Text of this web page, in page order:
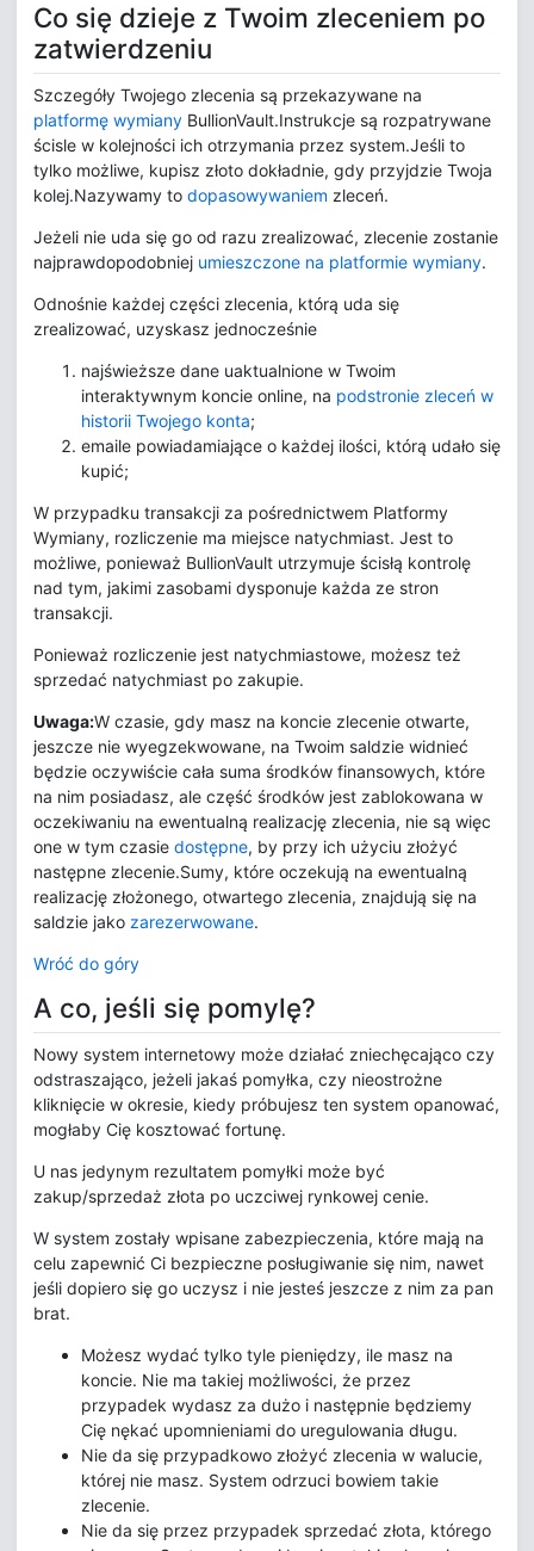
Co się dzieje z Twoim zleceniem po
zatwierdzeniu
Szczegóły Twojego zlecenia są przekazywane na
platformę wymiany BullionVault.Instrukcje są rozpatrywane
ścisle w kolejności ich otrzymania przez system.Jeśli to
tylko możliwe, kupisz złoto dokładnie, gdy przyjdzie Twoja
kolej.Nazywamy to dopasowywaniem zleceń.
Jeżeli nie uda się go od razu zrealizować, zlecenie zostanie
najprawdopodobniej umieszczone na platformie wymiany.
Odnośnie każdej części zlecenia, którą uda się
zrealizować, uzyskasz jednocześnie
najświeższe dane uaktualnione w Twoim
interaktywnym koncie online, na podstronie zleceń w
historii Twojego konta;
emaile powiadamiające o każdej ilości, którą udało się
kupić;
W przypadku transakcji za pośrednictwem Platformy
Wymiany, rozliczenie ma miejsce natychmiast. Jest to
możliwe, ponieważ BullionVault utrzymuje ścisłą kontrolę
nad tym, jakimi zasobami dysponuje każda ze stron
transakcji.
Ponieważ rozliczenie jest natychmiastowe, możesz też
sprzedać natychmiast po zakupie.
Uwaga:W czasie, gdy masz na koncie zlecenie otwarte,
jeszcze nie wyegzekwowane, na Twoim saldzie widnieć
będzie oczywiście cała suma środków finansowych, które
na nim posiadasz, ale część środków jest zablokowana w
oczekiwaniu na ewentualną realizację zlecenia, nie są więc
one w tym czasie dostępne, by przy ich użyciu złożyć
następne zlecenie.Sumy, które oczekują na ewentualną
realizację złożonego, otwartego zlecenia, znajdują się na
saldzie jako zarezerwowane.
Wróć do góry
A co, jeśli się pomylę?
Nowy system internetowy może działać zniechęcająco czy
odstraszająco, jeżeli jakaś pomyłka, czy nieostrożne
kliknięcie w okresie, kiedy próbujesz ten system opanować,
mogłaby Cię kosztować fortunę.
U nas jedynym rezultatem pomyłki może być
zakup/sprzedaż złota po uczciwej rynkowej cenie.
W system zostały wpisane zabezpieczenia, które mają na
celu zapewnić Ci bezpieczne posługiwanie się nim, nawet
jeśli dopiero się go uczysz i nie jesteś jeszcze z nim za pan
brat.
Możesz wydać tylko tyle pieniędzy, ile masz na
koncie. Nie ma takiej możliwości, że przez
przypadek wydasz za dużo i następnie będziemy
Cię nękać upomnieniami do uregulowania długu.
Nie da się przypadkowo złożyć zlecenia w walucie,
której nie masz. System odrzuci bowiem takie
zlecenie.
Nie da się przez przypadek sprzedać złota, którego